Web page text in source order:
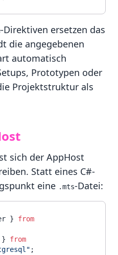
-Direktiven ersetzen das
die angegebenen
automatisch
Prototypen oder
Projektstruktur als
sich der AppHost
Statt eines C#-
eine .mts-Datei:
} from
} from